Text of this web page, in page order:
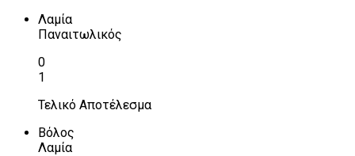
Λαμία
Παναιτωλικός
0
1
Τελικό Αποτέλεσμα
Βόλος
Λαμία